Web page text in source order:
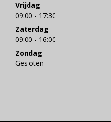
Vrijdag
09:00 - 17:30
Zaterdag
09:00 - 16:00
Zondag
Gesloten